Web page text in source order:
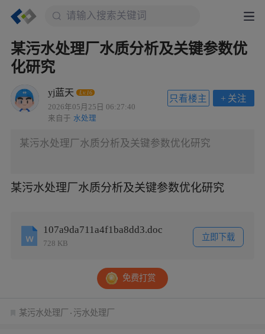
某污水处理厂水质分析及关键参数优
化研究
yj蓝天 Lv.16
2026年05月25日 06:27:40
来自于 水处理
+ 关注
只看楼主
某污水处理厂水质分析及关键参数优化研究
某污水处理厂水质分析及关键参数优化研究
107a9da711a4f1ba8dd3.doc
728 KB
立即下载
免费打赏
某污水处理厂 污水处理厂